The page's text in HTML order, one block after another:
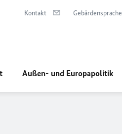
Kontakt Gebärdensprache
Außen- und Europapolitik